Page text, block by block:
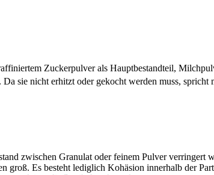
Zuckerpulver als Hauptbestandteil,
sie nicht erhitzt oder gekocht werden muss, spricht
zwischen Granulat oder feinem Pulver verringert
groß. Es besteht lediglich Kohäsion innerhalb der